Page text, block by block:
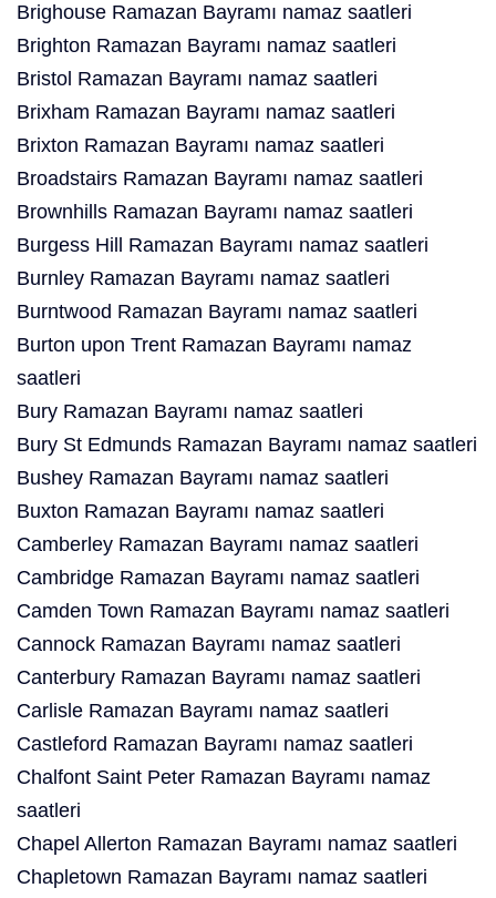
Brighouse Ramazan Bayramı namaz saatleri
Brighton Ramazan Bayramı namaz saatleri
Bristol Ramazan Bayramı namaz saatleri
Brixham Ramazan Bayramı namaz saatleri
Brixton Ramazan Bayramı namaz saatleri
Broadstairs Ramazan Bayramı namaz saatleri
Brownhills Ramazan Bayramı namaz saatleri
Burgess Hill Ramazan Bayramı namaz saatleri
Burnley Ramazan Bayramı namaz saatleri
Burntwood Ramazan Bayramı namaz saatleri
Burton upon Trent Ramazan Bayramı namaz
saatleri
Bury Ramazan Bayramı namaz saatleri
Bury St Edmunds Ramazan Bayramı namaz saatleri
Bushey Ramazan Bayramı namaz saatleri
Buxton Ramazan Bayramı namaz saatleri
Camberley Ramazan Bayramı namaz saatleri
Cambridge Ramazan Bayramı namaz saatleri
Camden Town Ramazan Bayramı namaz saatleri
Cannock Ramazan Bayramı namaz saatleri
Canterbury Ramazan Bayramı namaz saatleri
Carlisle Ramazan Bayramı namaz saatleri
Castleford Ramazan Bayramı namaz saatleri
Chalfont Saint Peter Ramazan Bayramı namaz
saatleri
Chapel Allerton Ramazan Bayramı namaz saatleri
Chapletown Ramazan Bayramı namaz saatleri